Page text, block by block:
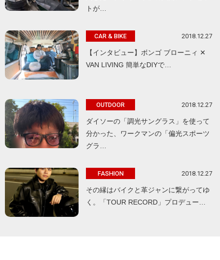
トが…
CAR & BIKE 2018.12.27
【インタビュー】ボンゴ ブローニィ ✕
VAN LIVING 簡単なDIYで…
OUTDOOR 2018.12.27
ダイソーの「調光サングラス」を使って
分かった、ワークマンの「偏光スポーツ
グラ…
FASHION 2018.12.27
その縁はバイクと革ジャンに繋がってゆ
く。「TOUR RECORD」プロデュー…